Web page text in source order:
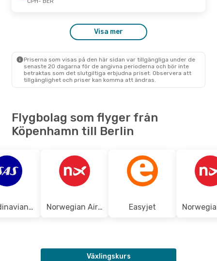
Norwegian Air Sweden
Tors 8 Okt.- Sön 11 Okt.
Norwegian Air Sweden
Direkt
CPH- BER
Visa mer
Priserna som visas på den här sidan var tillgängliga under de
senaste 20 dagarna för de angivna perioderna och bör inte
betraktas som det slutgiltiga erbjudna priset. Observera att
tillgänglighet och priser kan komma att ändras.
Flygbolag som flyger från
Köpenhamn till Berlin
Scandinavian Airlines Norwegian Air Shuttle Easyjet
Växlingskurs